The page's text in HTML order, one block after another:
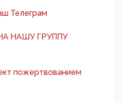
Телеграм
НАШУ ГРУППУ
пожертвованием